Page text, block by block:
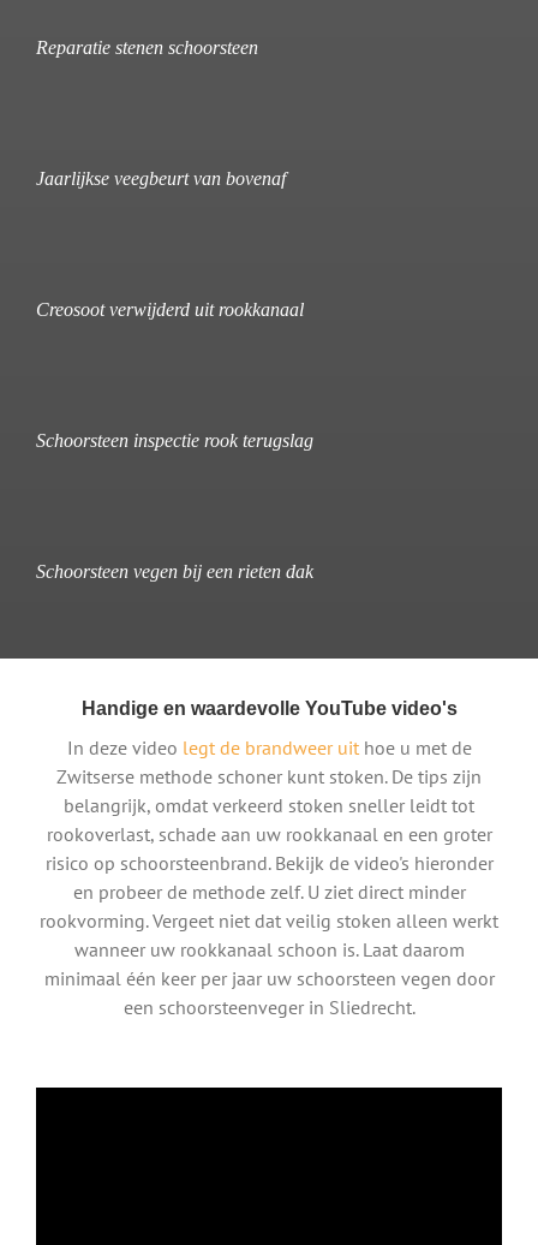
Reparatie stenen schoorsteen
Jaarlijkse veegbeurt van bovenaf
Creosoot verwijderd uit rookkanaal
Schoorsteen inspectie rook terugslag
Schoorsteen vegen bij een rieten dak
Handige en waardevolle YouTube video's
In deze video legt de brandweer uithoe u met de
Zwitserse methode schoner kunt stoken. De tips zijn
belangrijk, omdat verkeerd stoken sneller leidt tot
rookoverlast, schade aan uw rookkanaal en een groter
risico op schoorsteenbrand. Bekijk de video's hieronder
en probeer de methode zelf. U ziet direct minder
rookvorming. Vergeet niet dat veilig stoken alleen werkt
wanneer uw rookkanaal schoon is. Laat daarom
minimaal één keer per jaar uw schoorsteen vegen door
een schoorsteenveger in Sliedrecht.